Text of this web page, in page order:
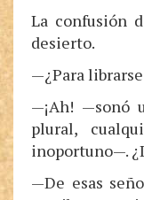
La confusión
desierto.
—¿Para
—¡Ah! —sonó
plural,
inoportuno—.
—De esas